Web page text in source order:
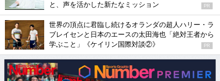
と、声を活かした新たなミッション
PR
世界の頂点に君臨し続けるオランダの超人ハリー・ラ
ブレイセンと日本のエースの太田海也「絶対王者から
学ぶこと」《ケイリン国際対談②》
PR